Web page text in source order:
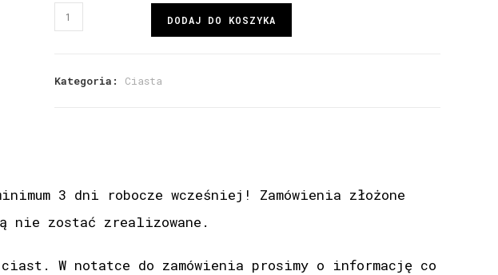
DODAJ DO KOSZYKA
Kategoria: Ciasta
3 dni robocze wcześniej! Zamówienia złożone
nie zostać zrealizowane.
W notatce do zamówienia prosimy o informację co